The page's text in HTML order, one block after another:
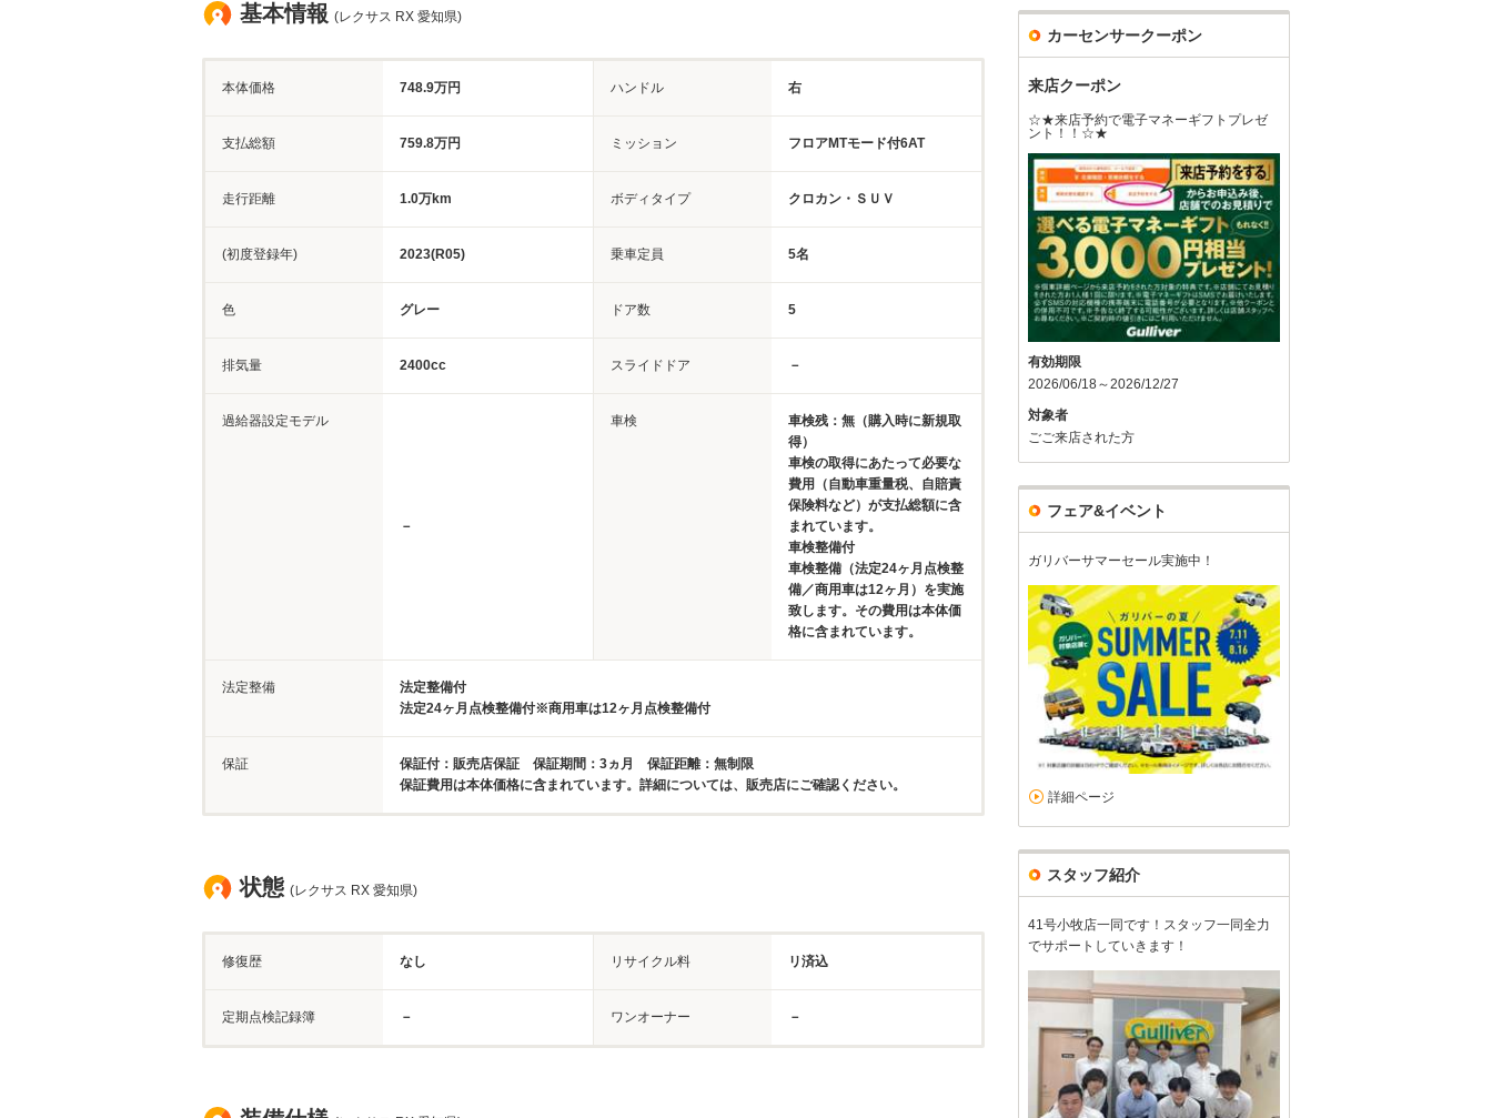
基本情報 (レクサス RX 愛知県)
本体価格 748.9万円 ハンドル 右
支払総額 759.8万円 ミッション フロアMTモード付6AT
走行距離 1.0万km ボディタイプ クロカン・ＳＵＶ
(初度登録年) 2023(R05) 乗車定員 5名
色 グレー ドア数 5
排気量 2400cc スライドドア －
過給器設定モデル
－
車検
車検残：無（購入時に新規取
得）
車検の取得にあたって必要な
費用（自動車重量税、自賠責
保険料など）が支払総額に含
まれています。
車検整備付
車検整備（法定24ヶ月点検整
備／商用車は12ヶ月）を実施
致します。その費用は本体価
格に含まれています。
法定整備
法定整備付
法定24ヶ月点検整備付※商用車は12ヶ月点検整備付
保証
保証付：販売店保証 保証期間：3ヵ月 保証距離：無制限
保証費用は本体価格に含まれています。詳細については、販売店にご確認ください。
状態 (レクサス RX 愛知県)
修復歴 なし リサイクル料 リ済込
定期点検記録簿 － ワンオーナー －
カーセンサークーポン
来店クーポン
☆★来店予約で電子マネーギフトプレゼ
ント！！☆★
有効期限
2026/06/18～2026/12/27
対象者
ごご来店された方
フェア&イベント
ガリバーサマーセール実施中！
詳細ページ
スタッフ紹介
41号小牧店一同です！スタッフ一同全力
でサポートしていきます！